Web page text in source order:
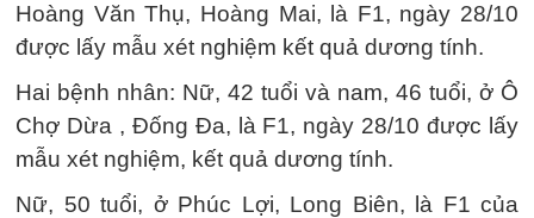
Hoàng Văn Thụ, Hoàng Mai, là F1, ngày 28/10
được lấy mẫu xét nghiệm kết quả dương tính.
Hai bệnh nhân: Nữ, 42 tuổi và nam, 46 tuổi, ở Ô
Chợ Dừa , Đống Đa, là F1, ngày 28/10 được lấy
mẫu xét nghiệm, kết quả dương tính.
Nữ, 50 tuổi, ở Phúc Lợi, Long Biên, là F1 của